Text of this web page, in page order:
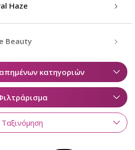
Haze
Beauty
κατηγοριών
Ταξινόμηση